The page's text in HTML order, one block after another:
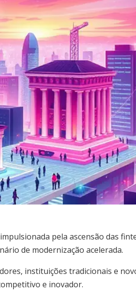
pela ascensão das
de modernização acelerada.
instituições tradicionais e
e inovador.